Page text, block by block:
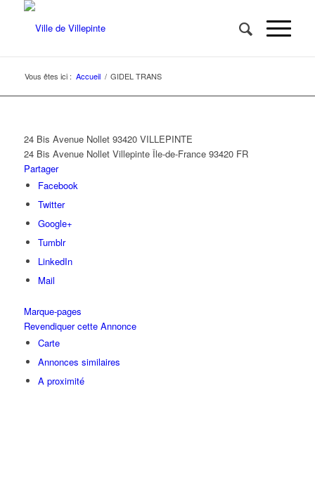
Vous êtes ici : Accueil / GIDEL TRANS
24 Bis Avenue Nollet 93420 VILLEPINTE
24 Bis Avenue Nollet Villepinte Île-de-France 93420 FR
Partager
Facebook
Twitter
Google+
Tumblr
LinkedIn
Mail
Marque-pages
Revendiquer cette Annonce
Carte
Annonces similaires
A proximité